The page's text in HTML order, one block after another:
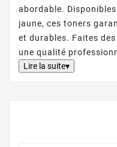
abordable.
jaune, ces toners
et durables. Faites
une qualité
Lire la suite▾